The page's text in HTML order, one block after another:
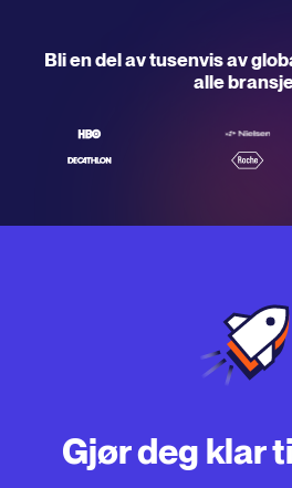
Bli en del av tusenvis av
alle
Gjør deg klar